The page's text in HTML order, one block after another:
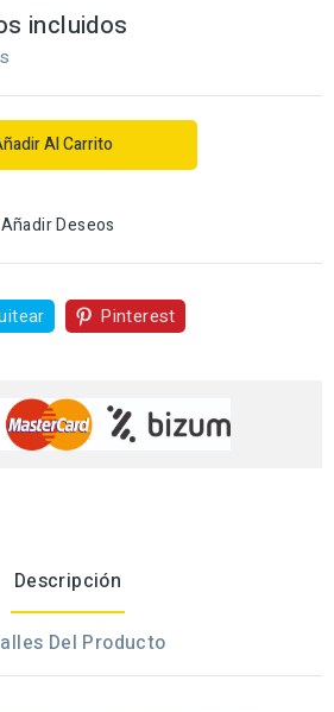
incluidos
Al Carrito
Añadir Deseos
Pinterest
Descripción
Del Producto